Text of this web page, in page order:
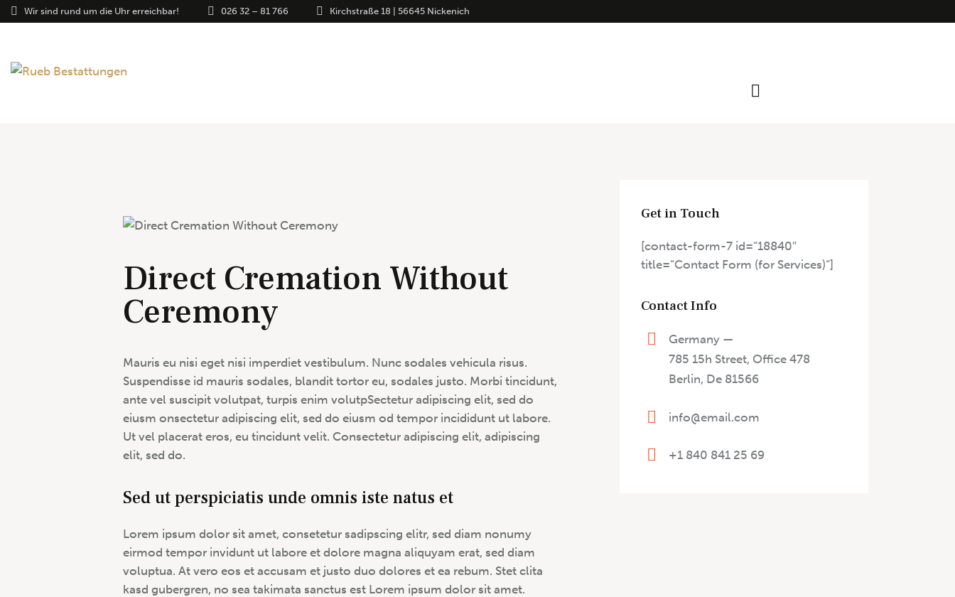
Wir sind rund um die Uhr erreichbar! 026 32 – 81 766 Kirchstraße 18 | 56645 Nickenich
Direct Cremation Without
Ceremony
Mauris eu nisi eget nisi imperdiet vestibulum. Nunc sodales vehicula risus.
Suspendisse id mauris sodales, blandit tortor eu, sodales justo. Morbi tincidunt,
ante vel suscipit volutpat, turpis enim volutpSectetur adipiscing elit, sed do
eiusm onsectetur adipiscing elit, sed do eiusm od tempor incididunt ut labore.
Ut vel placerat eros, eu tincidunt velit. Consectetur adipiscing elit, adipiscing
elit, sed do.
Sed ut perspiciatis unde omnis iste natus et
Lorem ipsum dolor sit amet, consetetur sadipscing elitr, sed diam nonumy
eirmod tempor invidunt ut labore et dolore magna aliquyam erat, sed diam
voluptua. At vero eos et accusam et justo duo dolores et ea rebum. Stet clita
kasd gubergren, no sea takimata sanctus est Lorem ipsum dolor sit amet.
Get in Touch
[contact-form-7 id=“18840″
title=“Contact Form (for Services)“]
Contact Info
Germany —
785 15h Street, Office 478
Berlin, De 81566
info@email.com
+1 840 841 25 69